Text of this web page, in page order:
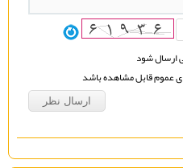
شود
قابل مشاهده باشد